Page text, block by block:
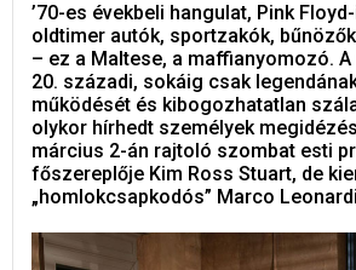
’70-es évekbeli hangulat, Pink
oldtimer autók, sportzakók,
– ez a Maltese, a maffianyomozó.
20. századi, sokáig csak
működését és kibogozhatatlan
olykor hírhedt személyek
március 2-án rajtoló szombat esti
főszereplője Kim Ross Stuart, de
„homlokcsapkodós” Marco